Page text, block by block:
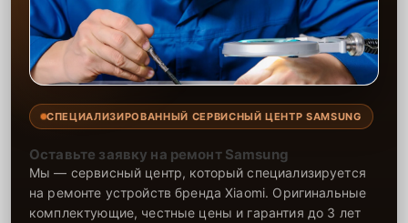
СПЕЦИАЛИЗИРОВАННЫЙ СЕРВИСНЫЙ ЦЕНТР SAMSUNG
Оставьте заявку на ремонт Samsung
Мы — сервисный центр, который специализируется
на ремонте устройств бренда Xiaomi. Оригинальные
комплектующие, честные цены и гарантия до 3 лет